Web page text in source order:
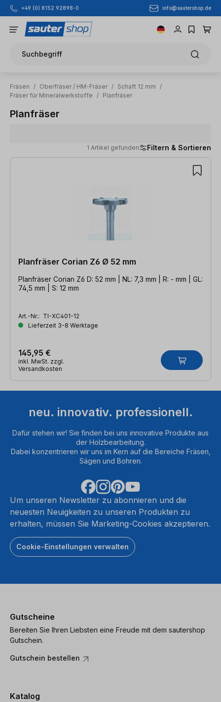
Zum Hauptinhalt springen
+49 (0) 8152 92898-0 info@sautershop.de
Suchbegriff
Fräsen / Oberfräser / HM-Fräser / Schaft 12 mm
/
Fräser für Mineralwerkstoffe
/ Planfräser
Planfräser
1 Artikel gefunden Filtern & Sortieren
1 Artikel gefunden
Planfräser Corian Z6 Ø 52 mm
Planfräser Corian Z6 D: 52 mm | NL: 7,3 mm | R: - mm | GL:
74,5 mm | S: 12 mm
Art.-Nr.: TI-XC401-12
Lieferzeit 3-8 Werktage
145,95 €
inkl. MwSt. zzgl.
Versandkosten
neu. innovativ. professionell.
Dafür stehen wir! Sie finden bei uns innovative Produkte aus
der Holzbearbeitung.
Dabei konzentrieren wir uns im Kern auf die Bereiche Fräsen,
Sägen und Bohren.
Um unseren Newsletter zu abonnieren und die
neuesten Neuigkeiten zu unseren Produkten zu
erhalten, müssen Sie Marketing-Cookies akzeptieren.
Cookie-Einstellungen verwalten
Gutscheine
Bereiten Sie Ihren Liebsten eine Freude mit dem sautershop
Gutschein.
Gutschein bestellen
Katalog